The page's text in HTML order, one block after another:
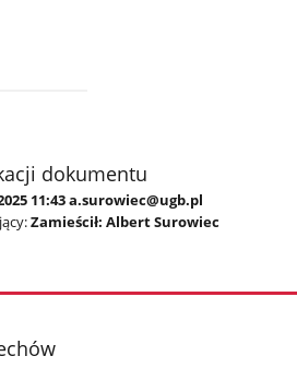
dokumentu
11:43 a.surowiec@ugb.pl
Zamieścił: Albert Surowiec